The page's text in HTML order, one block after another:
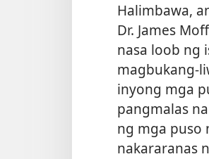
Halimbawa,
Dr. James
nasa loob ng
magbukang-
inyong mga
pangmalas
ng mga puso
nakararanas